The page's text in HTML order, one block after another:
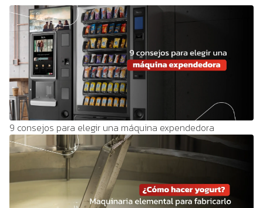
9 consejos para elegir una máquina expendedora